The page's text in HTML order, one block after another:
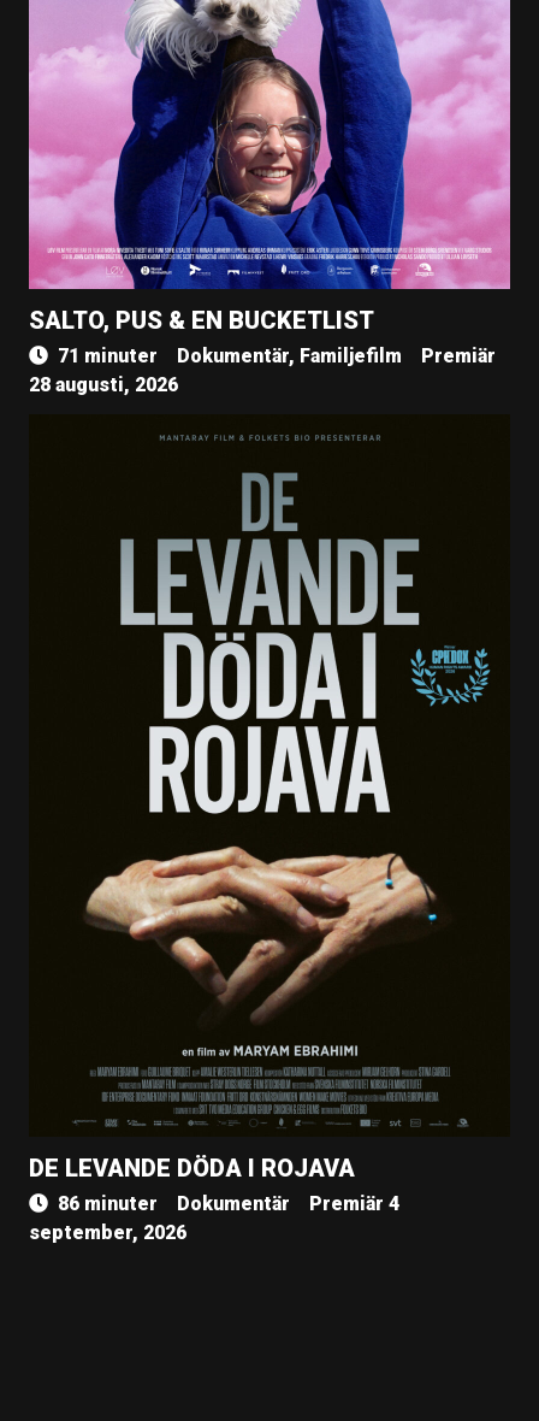
SALTO, PUS & EN BUCKETLIST
71 minuter Dokumentär, Familjefilm
Premiär
28 augusti, 2026
DE LEVANDE DÖDA I ROJAVA
86 minuter Dokumentär
Premiär 4
september, 2026